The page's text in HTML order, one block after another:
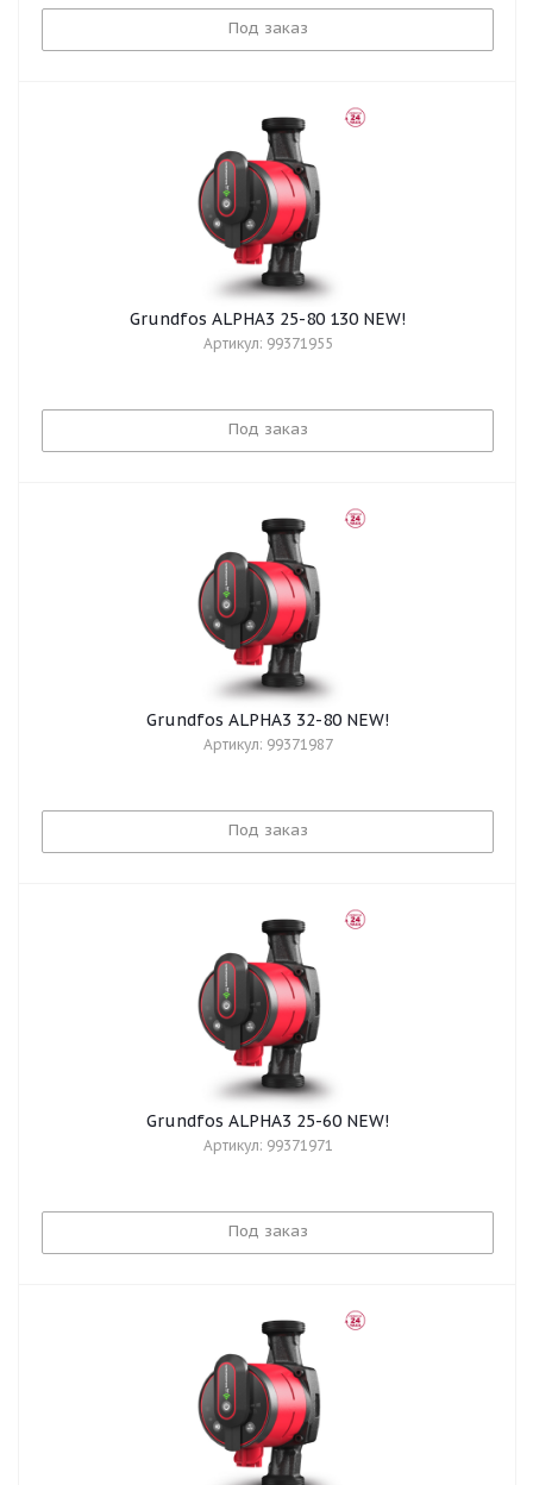
Под заказ
Grundfos ALPHA3 25-80 130 NEW!
Артикул: 99371955
Под заказ
Grundfos ALPHA3 32-80 NEW!
Артикул: 99371987
Под заказ
Grundfos ALPHA3 25-60 NEW!
Артикул: 99371971
Под заказ